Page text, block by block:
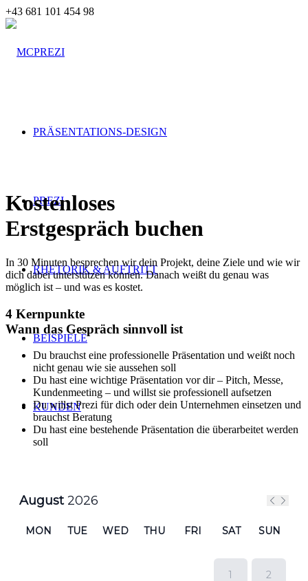
+43 681 101 454 98
PRÄSENTATIONS-DESIGN
PREZI
RHETORIK & AUFTRITT
BEISPIELE
KUNDEN
Kostenloses
Erstgespräch buchen
In 30 Minuten besprechen wir dein Projekt, deine Ziele und wie wir
dich dabei unterstützen können. Danach weißt du genau was
möglich ist – und was es kostet.
4 Kernpunkte
Wann das Gespräch sinnvoll ist
Du brauchst eine professionelle Präsentation und weißt noch
nicht genau wie sie aussehen soll
Du hast eine wichtige Präsentation vor dir – Pitch, Messe,
Kundenmeeting – und willst sie professionell aufsetzen
Du willst Prezi für dich oder dein Unternehmen einsetzen und
brauchst Beratung
Du hast eine bestehende Präsentation die überarbeitet werden
soll